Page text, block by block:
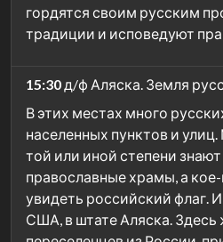
гордятся своим русским
традиции и исповедуют
15:30д/ф Аляска. Земля
В этих местах много
населенных пунктов и
той или иной степени
православные храмы, а
увидеть российский флаг.
США, в штате Аляска.